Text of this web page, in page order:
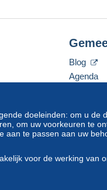
doeleinden: om u
om uw voorkeuren te
aan te passen aan uw
voor de werking van
Blog
Agenda
voorbehouden.